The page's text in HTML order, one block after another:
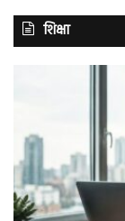
शिक्षा